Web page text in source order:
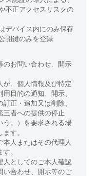
不正アクセスリスクの
デバイス内にのみ保存
開鍵のみを登録
のお問い合わせ、開示
が、個人情報及び特定
目的の通知、開示、
正・追加又は削除、
三者への提供の停止
う。）を要求される場
す。
本人またはその代理人
。
人としてのご本人確認
い合わせ、開示等のご